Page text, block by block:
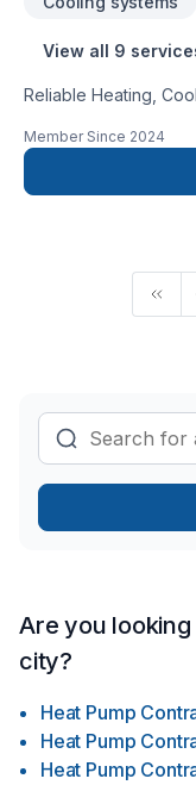
View all 9
Reliable Heating,
Member Since 2024
Are you
city?
Heat Pump
Heat Pump
Heat Pump